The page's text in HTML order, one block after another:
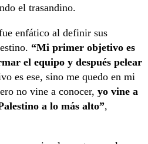
el trasandino.
enfático al definir sus
“Mi primer objetivo es
el equipo y después pelear
es ese, sino me quedo en mi
no vine a conocer, yo vine a
a lo más alto”,